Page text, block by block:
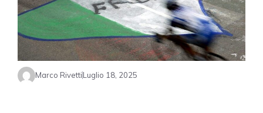
Marco RivettiLuglio 18, 2025